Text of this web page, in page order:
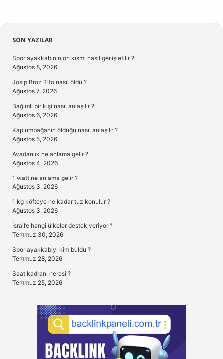
Sidebar
SON YAZILAR
Spor ayakkabının ön kısmı nasıl genişletilir ?
Ağustos 8, 2026
Josip Broz Tito nasıl öldü ?
Ağustos 7, 2026
Bağımlı bir kişi nasıl anlaşılır ?
Ağustos 6, 2026
Kaplumbağanın öldüğü nasıl anlaşılır ?
Ağustos 5, 2026
Avadanlık ne anlama gelir ?
Ağustos 4, 2026
1 watt ne anlama gelir ?
Ağustos 3, 2026
1 kg köfteye ne kadar tuz konulur ?
Ağustos 3, 2026
İsrail’e hangi ülkeler destek veriyor ?
Temmuz 30, 2026
Spor ayakkabıyı kim buldu ?
Temmuz 28, 2026
Saat kadranı neresi ?
Temmuz 25, 2026